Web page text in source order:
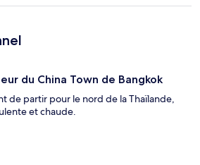
du China Town de Bangkok
de partir pour le nord de la Thaïlande,
et chaude.